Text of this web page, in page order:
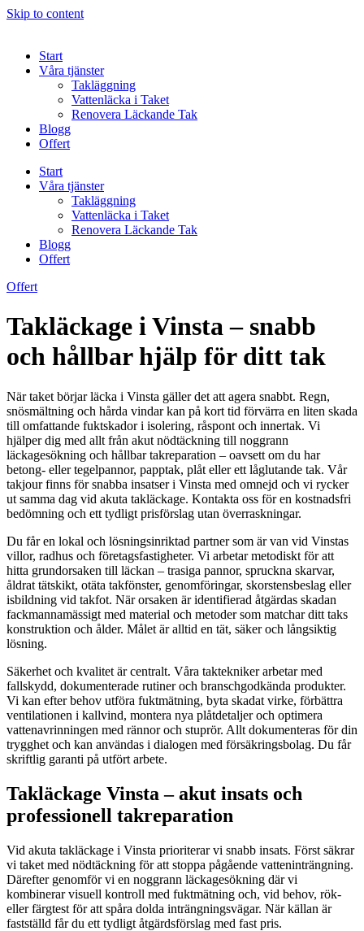
Skip to content
Start
Våra tjänster
Takläggning
Vattenläcka i Taket
Renovera Läckande Tak
Blogg
Offert
Start
Våra tjänster
Takläggning
Vattenläcka i Taket
Renovera Läckande Tak
Blogg
Offert
Offert
Takläckage i Vinsta – snabb
och hållbar hjälp för ditt tak
När taket börjar läcka i Vinsta gäller det att agera snabbt. Regn,
snösmältning och hårda vindar kan på kort tid förvärra en liten skada
till omfattande fuktskador i isolering, råspont och innertak. Vi
hjälper dig med allt från akut nödtäckning till noggrann
läckagesökning och hållbar takreparation – oavsett om du har
betong- eller tegelpannor, papptak, plåt eller ett låglutande tak. Vår
takjour finns för snabba insatser i Vinsta med omnejd och vi rycker
ut samma dag vid akuta takläckage. Kontakta oss för en kostnadsfri
bedömning och ett tydligt prisförslag utan överraskningar.
Du får en lokal och lösningsinriktad partner som är van vid Vinstas
villor, radhus och företagsfastigheter. Vi arbetar metodiskt för att
hitta grundorsaken till läckan – trasiga pannor, spruckna skarvar,
åldrat tätskikt, otäta takfönster, genomföringar, skorstensbeslag eller
isbildning vid takfot. När orsaken är identifierad åtgärdas skadan
fackmannamässigt med material och metoder som matchar ditt taks
konstruktion och ålder. Målet är alltid en tät, säker och långsiktig
lösning.
Säkerhet och kvalitet är centralt. Våra taktekniker arbetar med
fallskydd, dokumenterade rutiner och branschgodkända produkter.
Vi kan efter behov utföra fuktmätning, byta skadat virke, förbättra
ventilationen i kallvind, montera nya plåtdetaljer och optimera
vattenavrinningen med rännor och stuprör. Allt dokumenteras för din
trygghet och kan användas i dialogen med försäkringsbolag. Du får
skriftlig garanti på utfört arbete.
Takläckage Vinsta – akut insats och
professionell takreparation
Vid akuta takläckage i Vinsta prioriterar vi snabb insats. Först säkrar
vi taket med nödtäckning för att stoppa pågående vatteninträngning.
Därefter genomför vi en noggrann läckagesökning där vi
kombinerar visuell kontroll med fuktmätning och, vid behov, rök-
eller färgtest för att spåra dolda inträngningsvägar. När källan är
fastställd får du ett tydligt åtgärdsförslag med fast pris.